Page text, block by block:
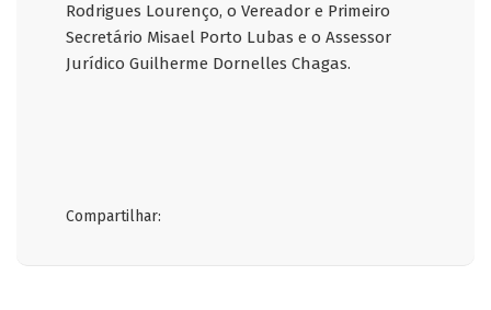
Rodrigues Lourenço, o Vereador e Primeiro
Secretário Misael Porto Lubas e o Assessor
Jurídico Guilherme Dornelles Chagas.
Compartilhar: